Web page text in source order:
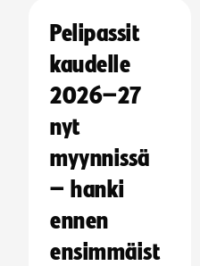
Pelipassit
kaudelle
2026–27
nyt
myynnissä
– hanki
ennen
ensimmäist